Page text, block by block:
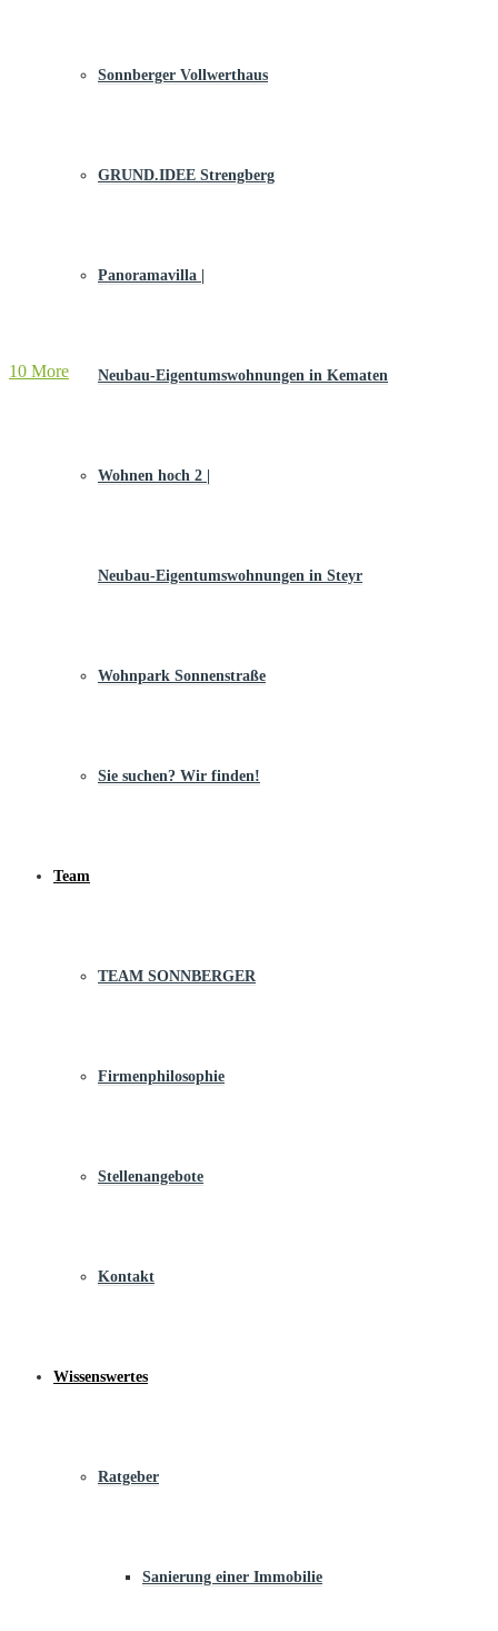
Sonnberger Vollwerthaus
GRUND.IDEE Strengberg
Panoramavilla |
Neubau-Eigentums­­wohnungen in Kematen
Wohnen hoch 2 |
Neubau-Eigentumswohnungen in Steyr
Wohnpark Sonnenstraße
Sie suchen? Wir finden!
Team
TEAM SONNBERGER
Firmenphilosophie
Stellenangebote
Kontakt
Wissenswertes
Ratgeber
Sanierung einer Immobilie
10 More